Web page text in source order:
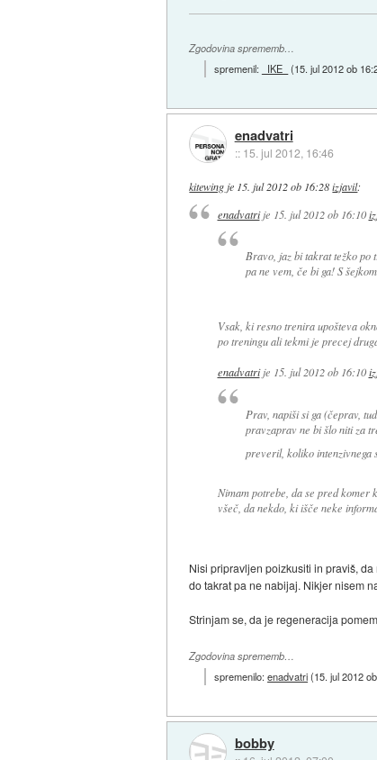
Zgodovina sprememb…
spremenil: _IKE_ (15. jul 2012 ob
enadvatri
:: 15. jul 2012, 16:46
kitewingje 15. jul 2012 ob 16:28 izjavil:
enadvatrije 15. jul 2012 ob 16:10
Bravo, jaz bi takrat težko po
pa ne vem, če bi ga! S
Vsak, ki resno trenira upošteva
po treningu ali tekmi je precej
enadvatrije 15. jul 2012 ob 16:10
Prav, napiši si ga (čeprav,
pravzaprav ne bi šlo niti za
preveril, koliko intenzivnega
Nimam potrebe, da se pred komer
všeč, da nekdo, ki išče neke
Nisi pripravljen poizkusiti in praviš,
do takrat pa ne nabijaj. Nikjer nisem
Strinjam se, da je regeneracija
Zgodovina sprememb…
spremenilo:enadvatri(15. jul 2012
bobby